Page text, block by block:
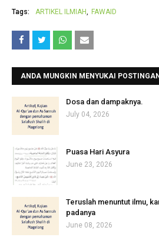
Tags: ARTIKEL ILMIAH FAWAID
ANDA MUNGKIN MENYUKAI
‎Dosa dan dampaknya.
July 04, 2026
Puasa Hari Asyura
June 23, 2026
Teruslah menuntut ilmu,
padanya
June 08, 2026